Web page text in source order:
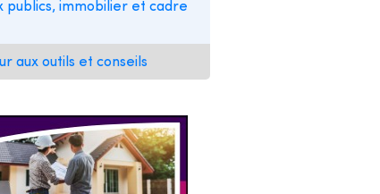
publics, immobilier et cadre
aux outils et conseils